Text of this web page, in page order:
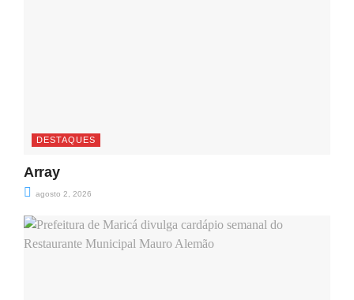
DESTAQUES
Array
agosto 2, 2026